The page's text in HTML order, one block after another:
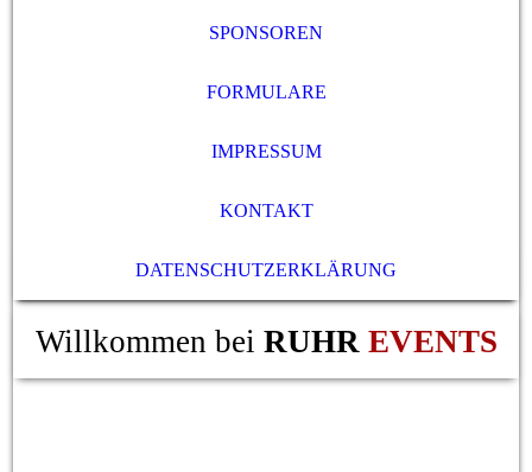
SPONSOREN
FORMULARE
IMPRESSUM
KONTAKT
DATENSCHUTZERKLÄRUNG
Willkommen bei RUHR EVENTS